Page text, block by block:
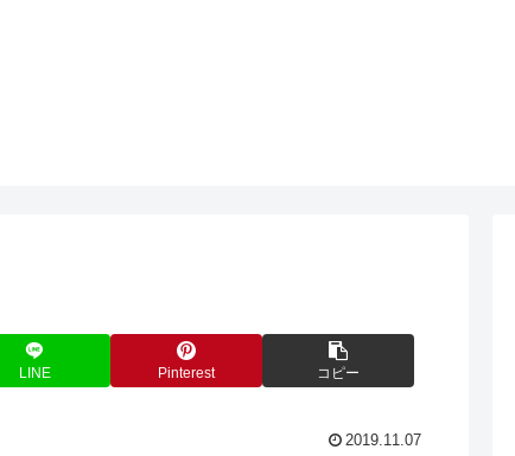
LINE Pinterest コピー
2019.11.07